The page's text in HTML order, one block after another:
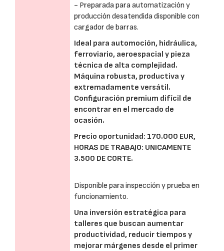
- Preparada para automatización y
producción desatendida disponible con
cargador de barras.
Ideal para automoción, hidráulica,
ferroviario, aeroespacial y pieza
técnica de alta complejidad.
Máquina robusta, productiva y
extremadamente versátil.
Configuración premium difícil de
encontrar en el mercado de
ocasión.
Precio oportunidad: 170.000 EUR,
HORAS DE TRABAJO: UNICAMENTE
3.500 DE CORTE.
Disponible para inspección y prueba en
funcionamiento.
Una inversión estratégica para
talleres que buscan aumentar
productividad, reducir tiempos y
mejorar márgenes desde el primer